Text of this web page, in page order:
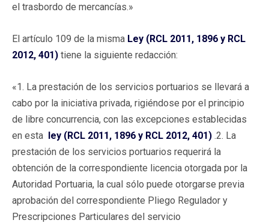
el trasbordo de mercancías.»
El artículo 109 de la misma Ley (RCL 2011, 1896 y RCL
2012, 401) tiene la siguiente redacción:
«1. La prestación de los servicios portuarios se llevará a
cabo por la iniciativa privada, rigiéndose por el principio
de libre concurrencia, con las excepciones establecidas
en esta ley (RCL 2011, 1896 y RCL 2012, 401) .2. La
prestación de los servicios portuarios requerirá la
obtención de la correspondiente licencia otorgada por la
Autoridad Portuaria, la cual sólo puede otorgarse previa
aprobación del correspondiente Pliego Regulador y
Prescripciones Particulares del servicio